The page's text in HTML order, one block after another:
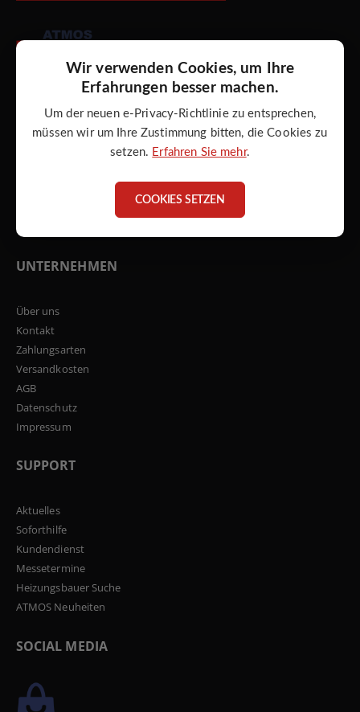
Wir verwenden Cookies, um Ihre
Erfahrungen besser machen.
Um der neuen e-Privacy-Richtlinie zu entsprechen,
müssen wir um Ihre Zustimmung bitten, die Cookies zu
setzen. Erfahren Sie mehr.
COOKIES SETZEN
ATMOS Zentrallager GmbH
D - 04862 Mockrehna
info@atmos-zentrallager.de
UNTERNEHMEN
Über uns
Kontakt
Zahlungsarten
Versandkosten
AGB
Datenschutz
Impressum
SUPPORT
Aktuelles
Soforthilfe
Kundendienst
Messetermine
Heizungsbauer Suche
ATMOS Neuheiten
SOCIAL MEDIA